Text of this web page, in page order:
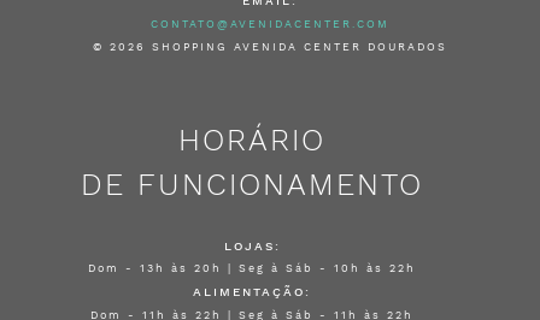
CONTATO@AVENIDACENTER.COM
© 2026 SHOPPING AVENIDA CENTER DOURADOS
HORÁRIO
DE FUNCIONAMENTO
LOJAS:
Dom - 13h às 20h | Seg à Sáb - 10h às 22h
ALIMENTAÇÃO:
Dom - 11h às 22h | Seg à Sáb - 11h às 22h